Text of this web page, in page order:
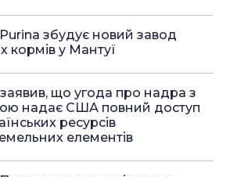
збудує новий завод
кормів у Мантуї
що угода про надра з
надає США повний доступ
ресурсів
елементів